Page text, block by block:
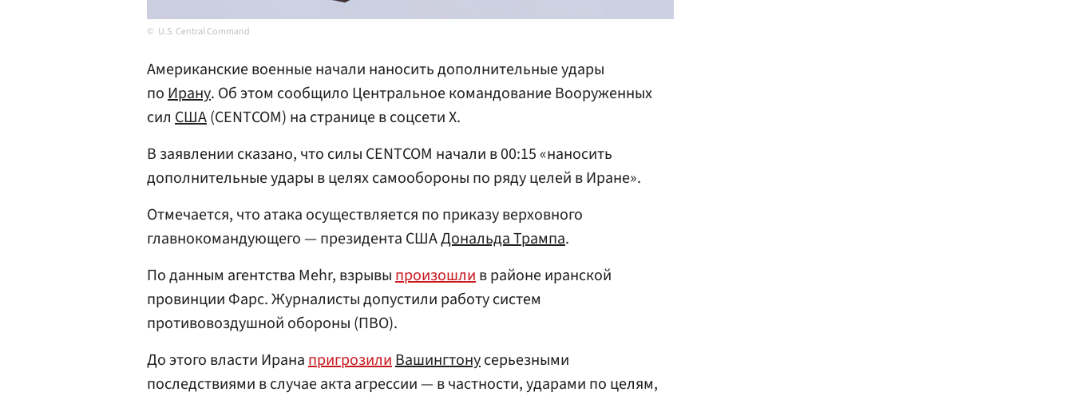
U.S. Central Command
Американские военные начали наносить дополнительные удары
поИрану. Об этом сообщило Центральное командование Вооруженных
сил США(CENTCOM) на странице в соцсети X.
В заявлении сказано, что силы CENTCOM начали в 00:15 «наносить
дополнительные удары в целях самообороны по ряду целей в Иране».
Отмечается, что атака осуществляется по приказу верховного
главнокомандующего — президента СШАДональда Трампа.
По данным агентства Mehr, взрывыпроизошлив районе иранской
провинции Фарс. Журналисты допустили работу систем
противовоздушной обороны (ПВО).
До этого власти ИранапригрозилиВашингтонусерьезными
последствиями в случае акта агрессии — в частности, ударами по целям,